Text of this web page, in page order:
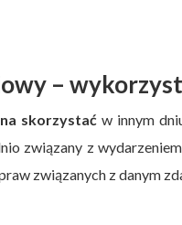
–
skorzystać w innym
związany z
związanych z danym